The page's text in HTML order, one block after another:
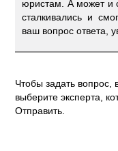
юристам. А может и
сталкивались и
ваш вопрос ответа,
Чтобы задать вопрос,
выберите эксперта,
Отправить.